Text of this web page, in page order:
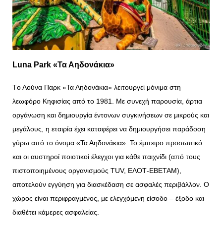
Luna Park «Τα Αηδονάκια»
Tο Λούνα Παρκ «Τα Αηδονάκια» λειτουργεί μόνιμα στη
λεωφόρο Κηφισίας από το 1981. Με συνεχή παρουσία, άρτια
οργάνωση και δημιουργία έντονων συγκινήσεων σε μικρούς και
μεγάλους, η εταιρία έχει καταφέρει να δημιουργήσει παράδοση
γύρω από το όνομα «Τα Αηδονάκια». Το έμπειρο προσωπικό
και οι αυστηροί ποιοτικοί έλεγχοι για κάθε παιχνίδι (από τους
πιστοποιημένους οργανισμούς TUV, ΕΛΟΤ-ΕΒΕΤΑΜ),
αποτελούν εγγύηση για διασκέδαση σε ασφαλές περιβάλλον. Ο
χώρος είναι περιφραγμένος, με ελεγχόμενη είσοδο – έξοδο και
διαθέτει κάμερες ασφαλείας.